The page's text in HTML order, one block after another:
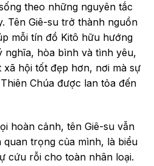
theo những nguyên tắc
Tên Giê-su trở thành nguồn
mỗi tín đồ Kitô hữu hướng
nghĩa, hòa bình và tình yêu,
hội tốt đẹp hơn, nơi mà sự
Chúa được lan tỏa đến
hoàn cảnh, tên Giê-su vẫn
trọng của mình, là biểu
cứu rỗi cho toàn nhân loại.